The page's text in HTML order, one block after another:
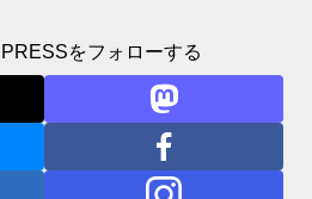
をフォローする